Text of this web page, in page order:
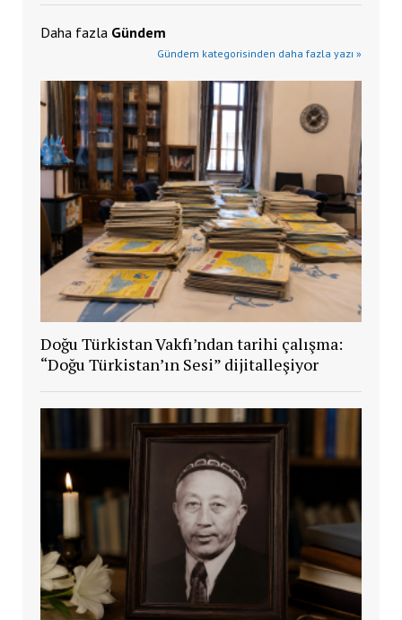
Daha fazla Gündem
Gündem kategorisinden daha fazla yazı »
Doğu Türkistan Vakfı’ndan tarihi çalışma:
“Doğu Türkistan’ın Sesi” dijitalleşiyor